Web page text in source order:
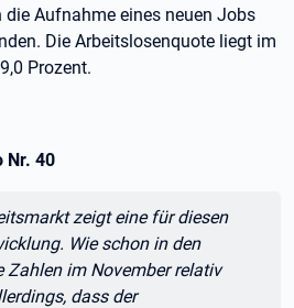
die Aufnahme eines neuen Jobs
Die Arbeitslosenquote liegt im
Prozent.
Nr. 40
zeigt eine für diesen
Wie schon in den
Zahlen im November relativ
dass der